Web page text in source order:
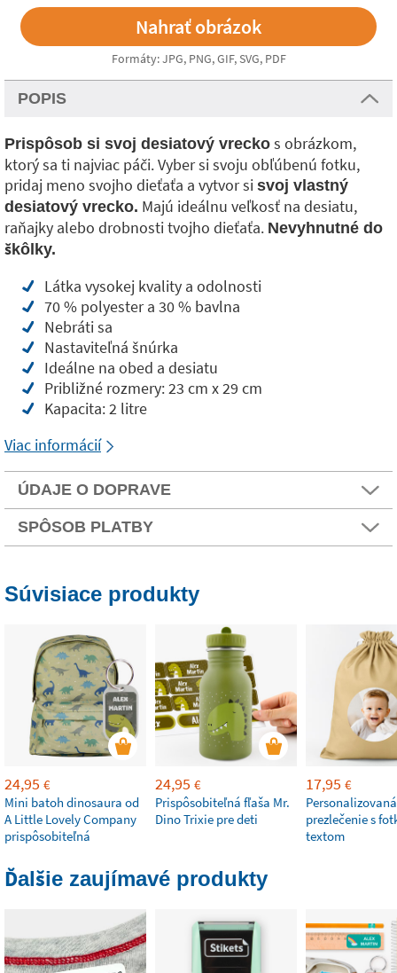
Formáty: JPG, PNG, GIF, SVG, PDF
POPIS
Prispôsob si svoj desiatový vrecko s obrázkom,
ktorý sa ti najviac páči. Vyber si svoju obľúbenú fotku,
pridaj meno svojho dieťaťa a vytvor si svoj vlastný
desiatový vrecko. Majú ideálnu veľkosť na desiatu,
raňajky alebo drobnosti tvojho dieťaťa. Nevyhnutné do
škôlky.
Látka vysokej kvality a odolnosti
70 % polyester a 30 % bavlna
Nebráti sa
Nastaviteľná šnúrka
Ideálne na obed a desiatu
Približné rozmery: 23 cm x 29 cm
Kapacita: 2 litre
Viac informácií
ÚDAJE O DOPRAVE
SPÔSOB PLATBY
Súvisiace produkty
24,95 €
Mini batoh dinosaura od
A Little Lovely Company
prispôsobiteľná
24,95 €
Prispôsobiteľná fľaša Mr.
Dino Trixie pre deti
17,95 €
prezlečenie s
textom
Ďalšie zaujímavé produkty